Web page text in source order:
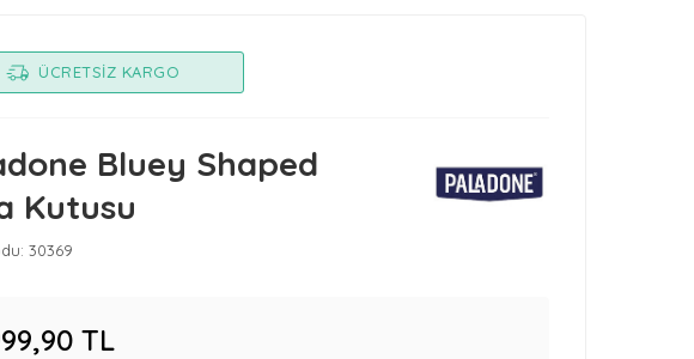
ÜCRETSIZ KARGO
Bluey Shaped
Kutusu
30369
TL